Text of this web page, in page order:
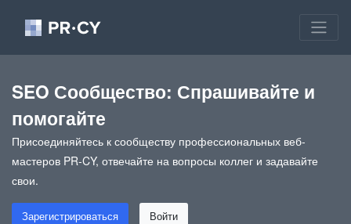
SEO Сообщество: Спрашивайте и
помогайте
Присоединяйтесь к сообществу профессиональных веб-
мастеров PR-CY, отвечайте на вопросы коллег и задавайте
свои.
Зарегистрироваться Войти